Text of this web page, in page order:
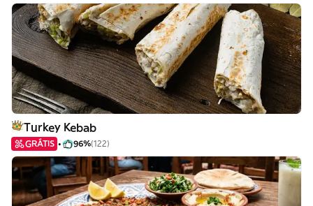
Turkey Kebab
GRÁTIS 96%(122)